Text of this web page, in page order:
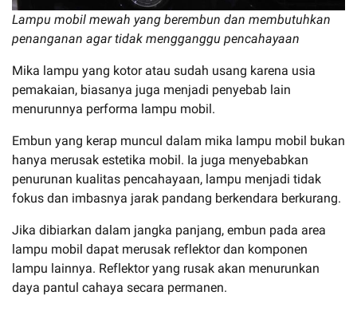
Lampu mobil mewah yang berembun dan membutuhkan
penanganan agar tidak mengganggu pencahayaan
Mika lampu yang kotor atau sudah usang karena usia
pemakaian, biasanya juga menjadi penyebab lain
menurunnya performa lampu mobil.
Embun yang kerap muncul dalam mika lampu mobil bukan
hanya merusak estetika mobil. Ia juga menyebabkan
penurunan kualitas pencahayaan, lampu menjadi tidak
fokus dan imbasnya jarak pandang berkendara berkurang.
Jika dibiarkan dalam jangka panjang, embun pada area
lampu mobil dapat merusak reflektor dan komponen
lampu lainnya. Reflektor yang rusak akan menurunkan
daya pantul cahaya secara permanen.